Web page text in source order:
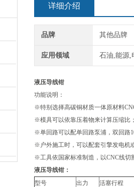
详细介绍
品牌 其他品牌
应用领域 石油,能源,
液压导线钳
功能说明：
※特别选择高碳铜材质一体原材料
※模具可以依靠压着物来计算压缩比；
※单回路可以配单回路泵浦，双回路
※户外施工时，可以配套引擎发电机
※工具依国家标准制造，以CNC线切
液压导线钳：
型号
出力 活塞行程